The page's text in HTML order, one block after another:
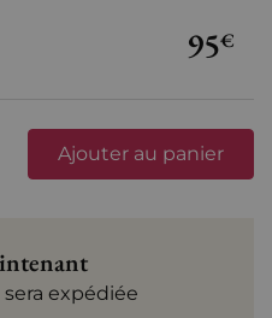
95€
Ajouter au panier
expédiée